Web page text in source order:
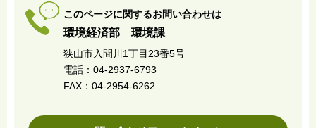
このページに関するお問い合わせは
環境経済部 環境課
狭山市入間川1丁目23番5号
電話：04-2937-6793
FAX：04-2954-6262